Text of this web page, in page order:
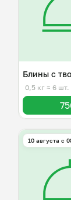
Блины с
0,5 кг ≈ 6 шт.
10 августа с